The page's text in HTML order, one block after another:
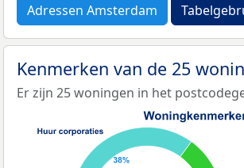
Adressen Amsterdam
Kenmerken van de 25
Er zijn 25 woningen in het